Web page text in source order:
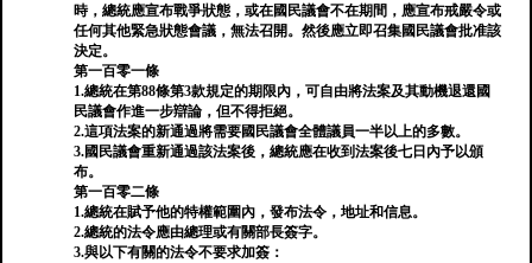
時，總統應宣布戰爭狀態，或在國民議會不在期間，應宣布戒嚴令或
任何其他緊急狀態會議，無法召開。然後應立即召集國民議會批准該
決定。
第一百零一條
1.總統在第88條第3款規定的期限內，可自由將法案及其動機退還國
民議會作進一步辯論，但不得拒絕。
2.這項法案的新通過將需要國民議會全體議員一半以上的多數。
3.國民議會重新通過該法案後，總統應在收到法案後七日內予以頒
布。
第一百零二條
1.總統在賦予他的特權範圍內，發布法令，地址和信息。
2.總統的法令應由總理或有關部長簽字。
3.與以下有關的法令不要求加簽：